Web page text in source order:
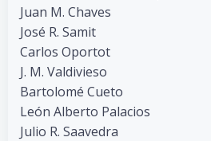
Juan M. Chaves
José R. Samit
Carlos Oportot
J. M. Valdivieso
Bartolomé Cueto
León Alberto Palacios
Julio R. Saavedra